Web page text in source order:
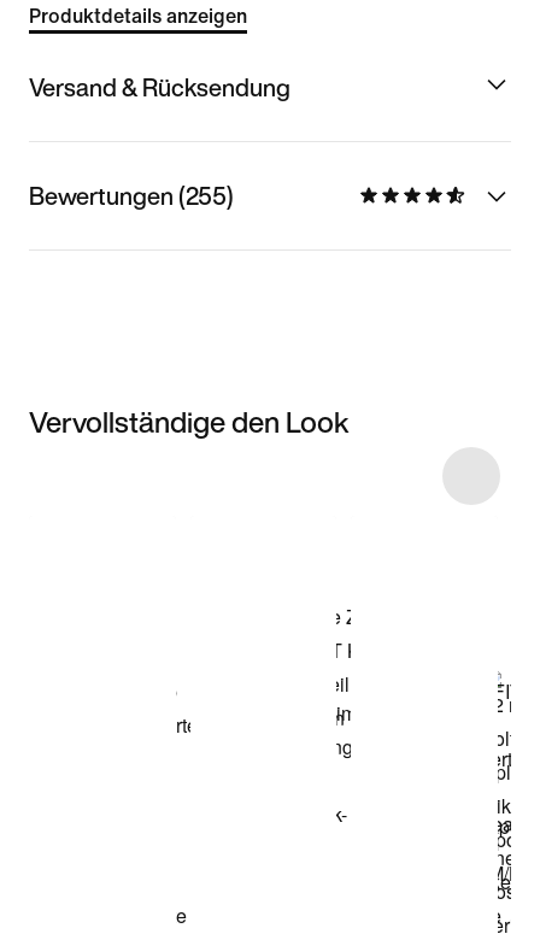
Produktdetails anzeigen
Versand & Rücksendung
Bewertungen (255)
Vervollständige den Look